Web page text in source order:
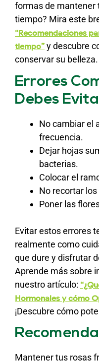
formas de mantener
tiempo? Mira este
“Recomendaciones
tiempo” y descubre
conservar su belleza.
Errores
Debes
No cambiar el
frecuencia.
Dejar hojas
bacterias.
Colocar el
No recortar
Poner las
Evitar estos errores
realmente como
que dure y disfrutar
Aprende más sobre
nuestro artículo:
Hormonales y cómo
¡Descubre cómo
Mantener tus rosas